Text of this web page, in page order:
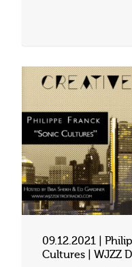
09.12.2021 |
Cultures | WJZZ